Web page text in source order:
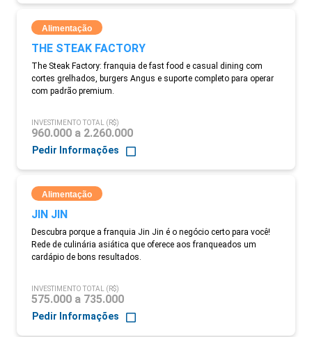
Alimentação
THE STEAK FACTORY
The Steak Factory: franquia de fast food e casual dining com
cortes grelhados, burgers Angus e suporte completo para operar
com padrão premium.
INVESTIMENTO TOTAL (R$)
960.000 a 2.260.000
Pedir Informações
Alimentação
JIN JIN
Descubra porque a franquia Jin Jin é o negócio certo para você!
Rede de culinária asiática que oferece aos franqueados um
cardápio de bons resultados.
INVESTIMENTO TOTAL (R$)
575.000 a 735.000
Pedir Informações